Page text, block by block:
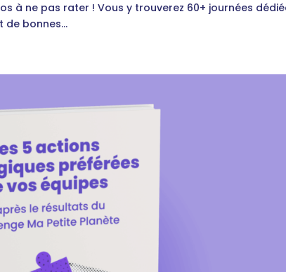
à ne pas rater ! Vous y trouverez 60+ journées
bonnes...